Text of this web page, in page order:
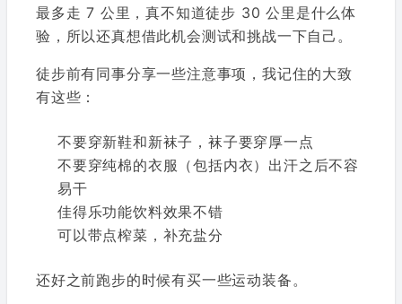
最多走 7 公里，真不知道徒步 30 公里是什么体
验，所以还真想借此机会测试和挑战一下自己。
徒步前有同事分享一些注意事项，我记住的大致
有这些：
不要穿新鞋和新袜子，袜子要穿厚一点
不要穿纯棉的衣服（包括内衣）出汗之后不容
易干
佳得乐功能饮料效果不错
可以带点榨菜，补充盐分
还好之前跑步的时候有买一些运动装备。